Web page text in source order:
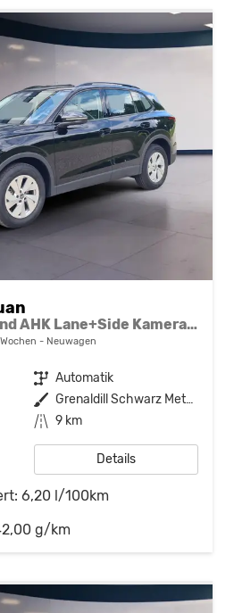
1.5 eTSI 110 kW Trend AHK Lane+Side Kamera SHZ
Neuwagen
Getriebe Automatik
Außenfarbe
Grenaldill Schwarz Metallic
Kilometerstand 9 km
Details
6,20 l/100km
g/km